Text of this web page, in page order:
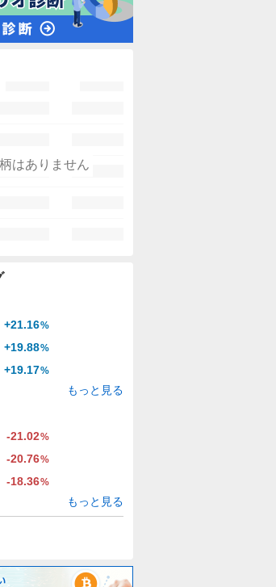
はありません
+21.16%
+19.88%
+19.17%
もっと見る
-21.02%
-20.76%
-18.36%
もっと見る